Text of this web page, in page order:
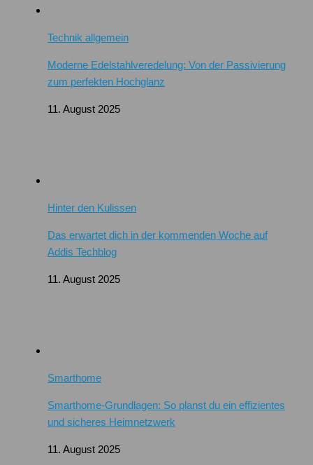
Technik allgemein
Moderne Edelstahlveredelung: Von der Passivierung
zum perfekten Hochglanz
11. August 2025
Hinter den Kulissen
Das erwartet dich in der kommenden Woche auf
Addis Techblog
11. August 2025
Smarthome
Smarthome-Grundlagen: So planst du ein effizientes
und sicheres Heimnetzwerk
11. August 2025